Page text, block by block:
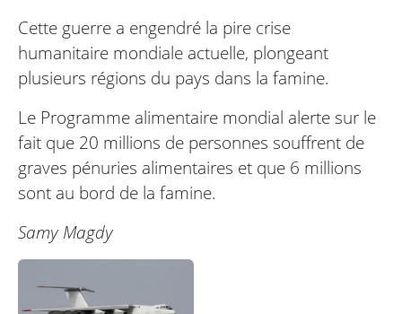
Cette guerre a engendré la pire crise
humanitaire mondiale actuelle, plongeant
plusieurs régions du pays dans la famine.
Le Programme alimentaire mondial alerte sur le
fait que 20 millions de personnes souffrent de
graves pénuries alimentaires et que 6 millions
sont au bord de la famine.
Samy Magdy